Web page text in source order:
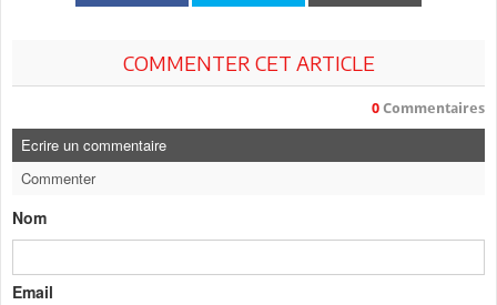
COMMENTER CET ARTICLE
0 Commentaires
Ecrire un commentaire
Commenter
Nom
Email